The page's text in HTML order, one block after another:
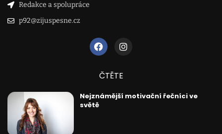
Redakce a spolupráce
p92@zijuspesne.cz
ČTĚTE
Nejznámější motivační řečníci ve
světě